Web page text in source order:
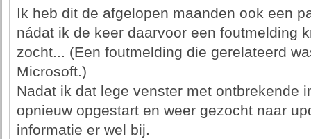
Ik heb dit de afgelopen maanden ook een
nádat ik de keer daarvoor een foutmelding
zocht... (Een foutmelding die gerelateerd
Microsoft.)
Nadat ik dat lege venster met ontbrekende
opnieuw opgestart en weer gezocht naar
informatie er wel bij.